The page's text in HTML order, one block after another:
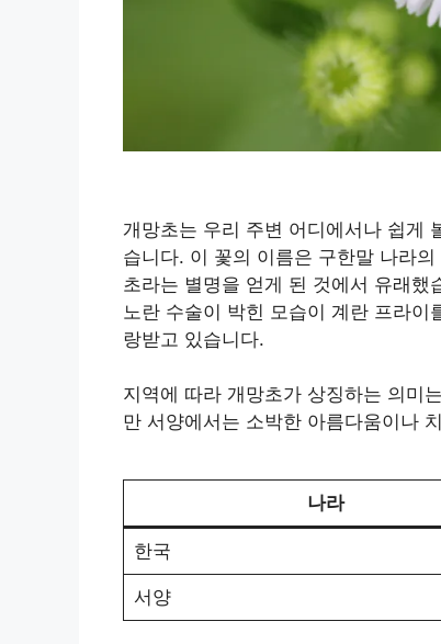
개망초는 우리 주변 어디에서나 쉽게
습니다. 이 꽃의 이름은 구한말 나라
초라는 별명을 얻게 된 것에서 유래
노란 수술이 박힌 모습이 계란 프라
랑받고 있습니다.
지역에 따라 개망초가 상징하는 의미
만 서양에서는 소박한 아름다움이나
나라
한국
서양